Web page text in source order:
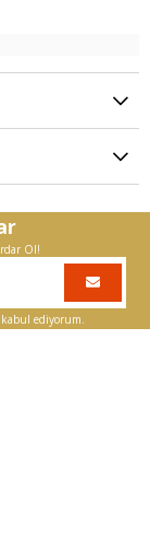
Ol!
ediyorum.